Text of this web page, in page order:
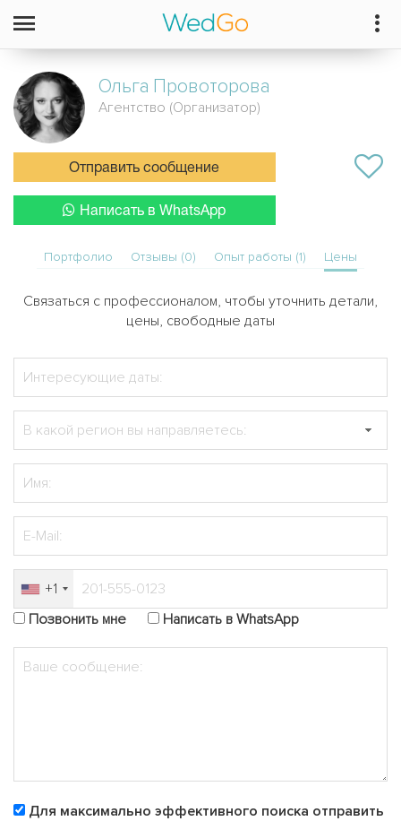
Ольга Провоторова
Агентство (Организатор)
Отправить сообщение
Написать в WhatsApp
Портфолио Отзывы (0) Опыт работы (1) Цены
Связаться с профессионалом, чтобы уточнить детали,
цены, свободные даты
+1
Позвонить мне
Написать в WhatsApp
Для максимально эффективного поиска отправить